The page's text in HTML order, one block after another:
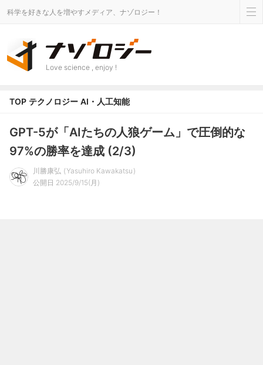
科学を好きな人を増やすメディア、ナゾロジー！
Love science , enjoy !
TOP テクノロジー AI・人工知能
GPT-5が「AIたちの人狼ゲーム」で圧倒的な
97%の勝率を達成 (2/3)
川勝康弘
Yasuhiro Kawakatsu
公開日 2025/9/15(月)